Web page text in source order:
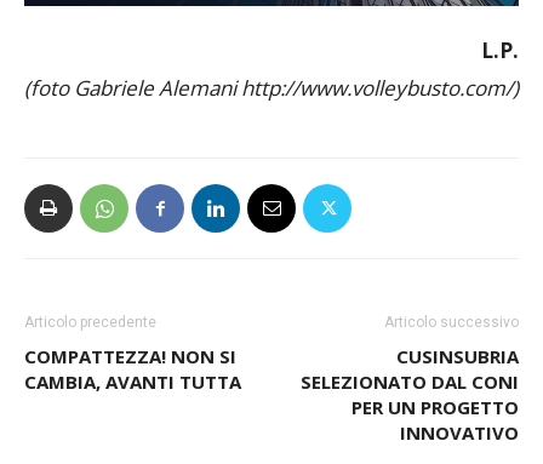
(foto Gabriele Alemani http://www.volleybusto.com/)
COMPATTEZZA! NON SI
CAMBIA, AVANTI TUTTA
CUSINSUBRIA
SELEZIONATO DAL CONI
PER UN PROGETTO
INNOVATIVO